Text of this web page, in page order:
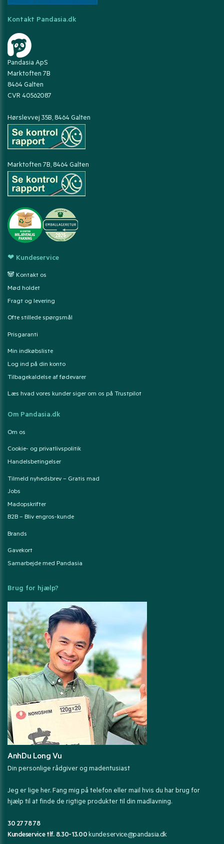
Kontakt Pandasia.dk
Pandasia ApS
Marktoften 7B
8464 Galten
CVR 40562087
Hørslevvej 35B, 8464 Galten
Marktoften 7B, 8464 Galten
❤ Kundeservice
🐼 Kontakt os
Mød holdet
Fragt og levering
Ofte stillede spørgsmål
Prisgaranti
Min indkøbsliste
Log ind på din konto
Tilbagekaldelse af fødevarer
Læs hvad vores kunder siger om os på Trustpilot
Om Pandasia.dk
Om os
Cookie- og privatlivspolitik
Handelsbetingelser
Tilmeld nyhedsbrev – Gratis mad
Jobs
Madopskrifter
B2B – Bliv engros-kunde
Brands
Gavekort
Samarbejde med Pandasia
Brug for hjælp?
AnhDu Long Vu
Din personlige rådgiver og madentusiast
Jeg er lige her. Fang mig på telefon eller mail hvis du har brug for
hjælp til at finde de rigtige produkter til din madlavning.
30 27 78 78
Kundeservice tlf. 8.30-13.00kundeservice@pandasia.dk